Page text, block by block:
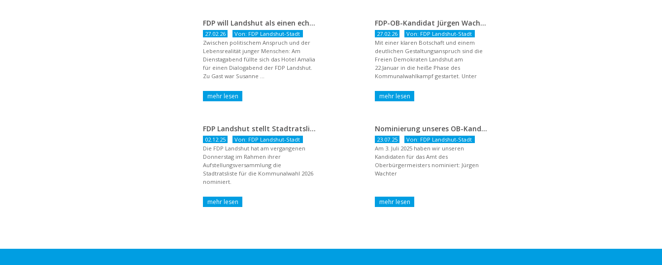
FDP will Landshut als einen echten Chancenort gestalten
27.02.26
Von: FDP Landshut-Stadt
Zwischen politischem Anspruch und der
Lebensrealität junger Menschen: Am
Dienstagabend füllte sich das Hotel Amalia
für einen Dialogabend der FDP Landshut.
Zu Gast war Susanne ...
FDP-OB-Kandidat Jürgen Wachter: „Politik auf Pump ist unsozial“
27.02.26
Von: FDP Landshut-Stadt
Mit einer klaren Botschaft und einem
deutlichen Gestaltungsanspruch sind die
Freien Demokraten Landshut am
22.Januar in die heiße Phase des
Kommunalwahlkampf gestartet. Unter
FDP Landshut stellt Stadtratsliste für 2026 auf – OB-Kandidat Jürgen Wachter betont Gestaltungsanspruch und liberale Zukunftsvision
02.12.25
Von: FDP Landshut-Stadt
Die FDP Landshut hat am vergangenen
Donnerstag im Rahmen ihrer
Aufstellungsversammlung die
Stadtratsliste für die Kommunalwahl 2026
nominiert.
Nominierung unseres OB-Kandidaten
23.07.25
Von: FDP Landshut-Stadt
Am 3. Juli 2025 haben wir unseren
Kandidaten für das Amt des
Oberbürgermeisters nominiert: Jürgen
Wachter